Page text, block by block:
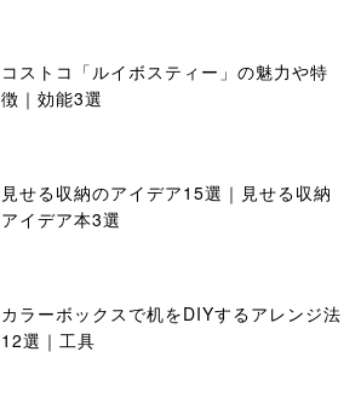
コストコ「ルイボスティー」の魅力や特
徴｜効能3選
見せる収納のアイデア15選｜見せる収納
アイデア本3選
カラーボックスで机をDIYするアレンジ法
12選｜工具